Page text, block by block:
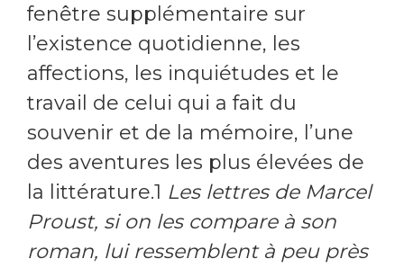
fenêtre supplémentaire sur
l’existence quotidienne, les
affections, les inquiétudes et le
travail de celui qui a fait du
souvenir et de la mémoire, l’une
des aventures les plus élevées de
la littérature.1 Les lettres de Marcel
Proust, si on les compare à son
roman, lui ressemblent à peu près